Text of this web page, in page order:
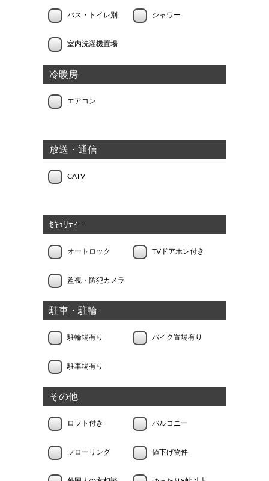
バス・トイレ別 シャワー
室内洗濯機置場
冷暖房
エアコン
放送・通信
CATV
ｾｷｭﾘﾃｨｰ
オートロック TVドアホン付き
監視・防犯カメラ
駐車・駐輪
駐輪場有り バイク置場有り
駐車場有り
その他
ロフト付き バルコニー
フローリング 値下げ物件